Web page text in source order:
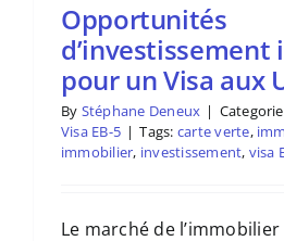
Opportunités
pour un Visa aux
By Stéphane Deneux |
Visa EB-5 | Tags: carte verte,
immobilier, investissement, visa
Le marché de